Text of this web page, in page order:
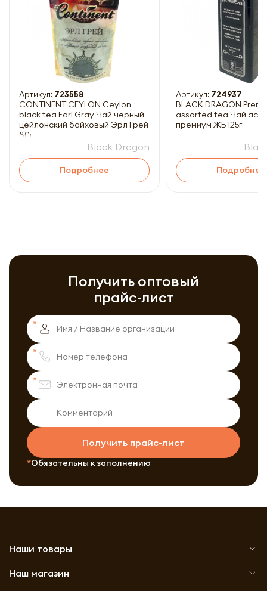
Артикул: 723558
CONTINENT CEYLON Ceylon
black tea Earl Gray Чай черный
цейлонский байховый Эрл Грей
80г
Black Dragon
Подробнее
Артикул: 724937
BLACK DRAGON
assorted tea Чай
премиум ЖБ 125г
Подробнее
Получить оптовый
прайс-лист
Получить прайс-лист
Обязательны к заполнению
Наши товары
Наш магазин